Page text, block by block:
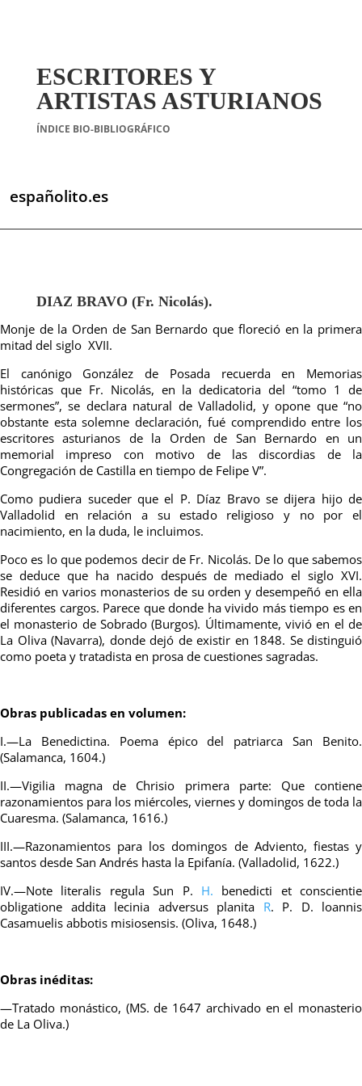
ESCRITORES Y
ARTISTAS ASTURIANOS
ÍNDICE BIO-BIBLIOGRÁFICO
españolito.es
DIAZ BRAVO (Fr. Nicolás).
Monje de la Orden de San Bernardo que floreció en la primera
mitad del siglo XVII.
El canónigo González de Posada recuerda en Memorias
históricas que Fr. Nicolás, en la dedicatoria del “tomo 1 de
sermones”, se declara natural de Valladolid, y opone que “no
obstante esta solemne declaración, fué comprendido entre los
escritores asturianos de la Orden de San Bernardo en un
memorial impreso con motivo de las discordias de la
Congregación de Castilla en tiempo de Felipe V”.
Como pudiera suceder que el P. Díaz Bravo se dijera hijo de
Valladolid en relación a su estado religioso y no por el
nacimiento, en la duda, le incluimos.
Poco es lo que podemos decir de Fr. Nicolás. De lo que sabemos
se deduce que ha nacido después de mediado el siglo XVI.
Residió en varios monasterios de su orden y desempeñó en ella
diferentes cargos. Parece que donde ha vivido más tiempo es en
el monasterio de Sobrado (Burgos). Últimamente, vivió en el de
La Oliva (Navarra), donde dejó de existir en 1848. Se distinguió
como poeta y tratadista en prosa de cuestiones sagradas.
Obras publicadas en volumen:
I.—La Benedictina. Poema épico del patriarca San Benito.
(Salamanca, 1604.)
II.—Vigilia magna de Chrisio primera parte: Que contiene
razonamientos para los miércoles, viernes y domingos de toda la
Cuaresma. (Salamanca, 1616.)
III.—Razonamientos para los domingos de Adviento, fiestas y
santos desde San Andrés hasta la Epifanía. (Valladolid, 1622.)
IV.—Note literalis regula Sun P. H. benedicti et conscientie
obligatione addita lecinia adversus planita R. P. D. loannis
Casamuelis abbotis misiosensis. (Oliva, 1648.)
Obras inéditas:
—Tratado monástico, (MS. de 1647 archivado en el monasterio
de La Oliva.)